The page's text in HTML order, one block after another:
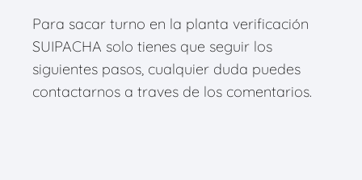
Para sacar turno en la planta verificación
SUIPACHA solo tienes que seguir los
siguientes pasos, cualquier duda puedes
contactarnos a traves de los comentarios.